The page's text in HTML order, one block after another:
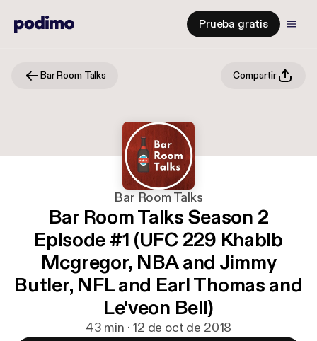
Prueba gratis
Bar Room Talks Compartir
Bar Room Talks
Bar Room Talks Season 2
Episode #1 (UFC 229 Khabib
Mcgregor, NBA and Jimmy
Butler, NFL and Earl Thomas and
Le'veon Bell)
43 min · 12 de oct de 2018